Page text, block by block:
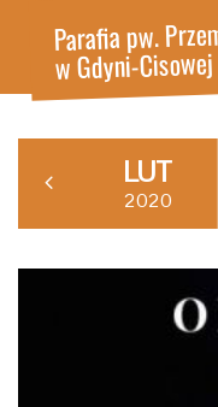
Parafia pw.
w Gdyni-Cisowej
LUT
2020